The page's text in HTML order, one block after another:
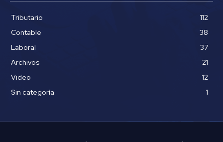
Tributario
112
Contable
38
Laboral
37
Archivos
21
Video
12
Sin categoría
1